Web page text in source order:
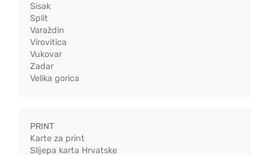
Sisak
Split
Varaždin
Virovitica
Vukovar
Zadar
Velika gorica
PRINT
Karte za print
Slijepa karta Hrvatske